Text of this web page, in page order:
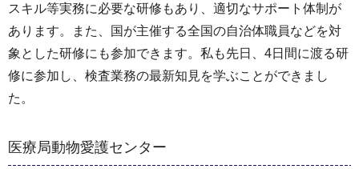
スキル等実務に必要な研修もあり、適切なサポート体制が
あります。また、国が主催する全国の自治体職員などを対
象とした研修にも参加できます。私も先日、4日間に渡る研
修に参加し、検査業務の最新知見を学ぶことができまし
た。
医療局動物愛護センター